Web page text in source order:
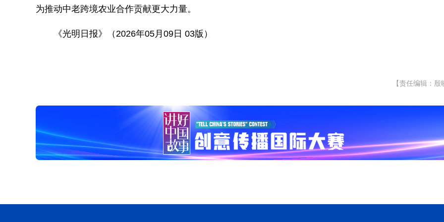
为推动中老跨境农业合作贡献更大力量。
《光明日报》（2026年05月09日 03版）
【责任编辑：殷